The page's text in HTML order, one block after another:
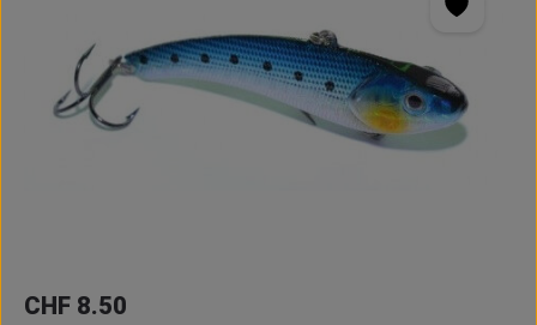
Regulärer Preis:
CHF 8.50